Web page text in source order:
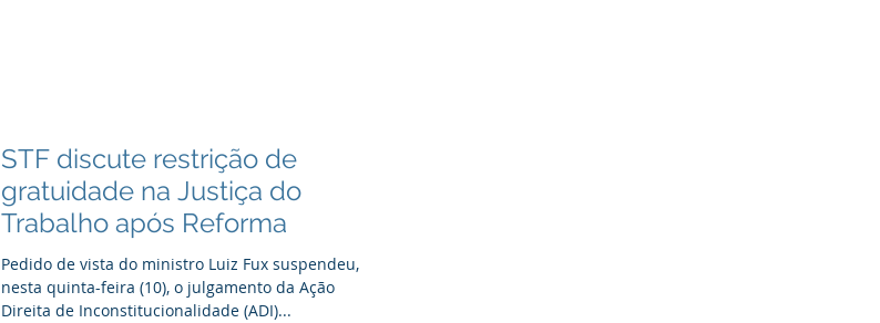
STF discute restrição de
gratuidade na Justiça do
Trabalho após Reforma
Pedido de vista do ministro Luiz Fux suspendeu,
nesta quinta-feira (10), o julgamento da Ação
Direita de Inconstitucionalidade (ADI)...